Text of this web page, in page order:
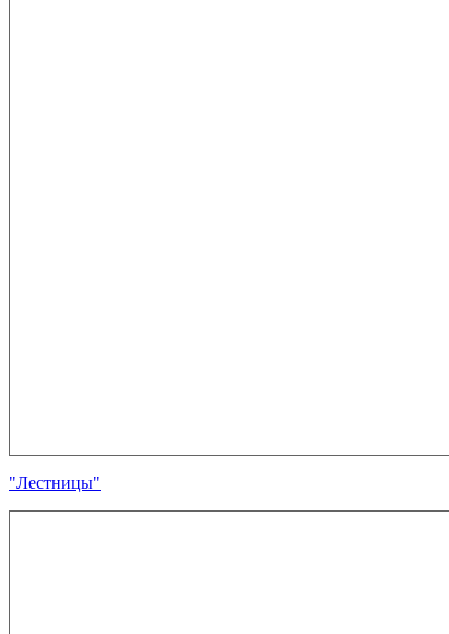
"Лестницы"